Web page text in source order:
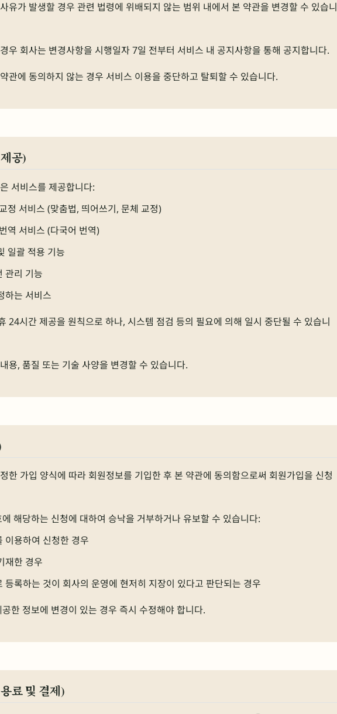
유가 발생할 경우 관련 법령에 위배되지 않는 범위 내에서 본 약관을 변경할 수 있습니
우 회사는 변경사항을 시행일자 7일 전부터 서비스 내 공지사항을 통해 공지합니다.
관에 동의하지 않는 경우 서비스 이용을 중단하고 탈퇴할 수 있습니다.
공)
서비스를 제공합니다:
정 서비스 (맞춤법, 띄어쓰기, 문체 교정)
역 서비스 (다국어 번역)
일괄 적용 기능
관리 기능
하는 서비스
24시간 제공을 원칙으로 하나, 시스템 점검 등의 필요에 의해 일시 중단될 수 있습니
용, 품질 또는 기술 사양을 변경할 수 있습니다.
한 가입 양식에 따라 회원정보를 기입한 후 본 약관에 동의함으로써 회원가입을 신청
해당하는 신청에 대하여 승낙을 거부하거나 유보할 수 있습니다:
이용하여 신청한 경우
재한 경우
등록하는 것이 회사의 운영에 현저히 지장이 있다고 판단되는 경우
한 정보에 변경이 있는 경우 즉시 수정해야 합니다.
료 및 결제)